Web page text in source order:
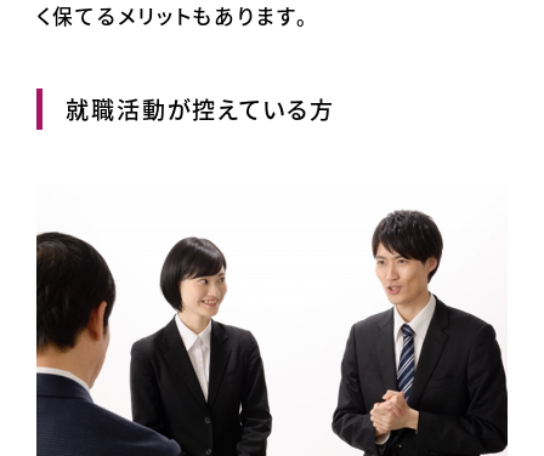
く保てるメリットもあります。
就職活動が控えている方